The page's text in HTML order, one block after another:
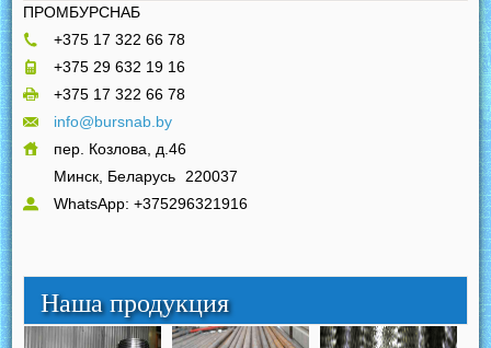
ПРОМБУРСНАБ
+375 17 322 66 78
+375 29 632 19 16
+375 17 322 66 78
info@bursnab.by
пер. Козлова, д.46
Минск, Беларусь
220037
WhatsApp: +375296321916
Наша продукция